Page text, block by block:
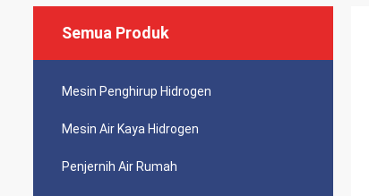
Semua Produk
Mesin Penghirup Hidrogen
Mesin Air Kaya Hidrogen
Penjernih Air Rumah